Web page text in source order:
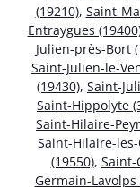
(19210), Saint-
Entraygues
Julien-près-Bort
Saint-Julien-le-
(19430), Saint-
Saint-Hippolyte
Saint-Hilaire-
Saint-Hilaire-
(19550), Saint-
Germain-Lavolps